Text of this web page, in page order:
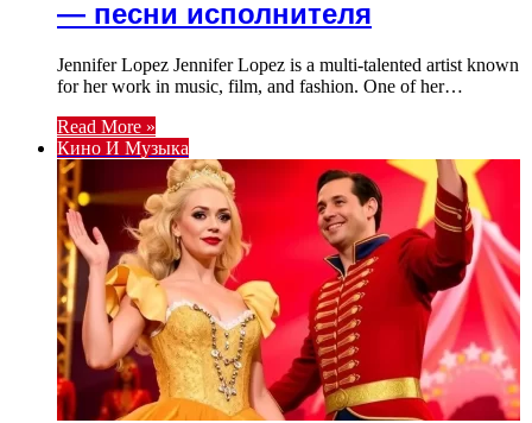
— песни исполнителя
Jennifer Lopez Jennifer Lopez is a multi-talented artist known
for her work in music, film, and fashion. One of her…
Read More »
Кино И Музыка